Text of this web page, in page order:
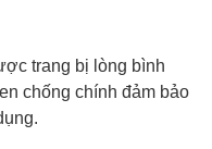
trang bị lòng bình
chống chính đảm bảo